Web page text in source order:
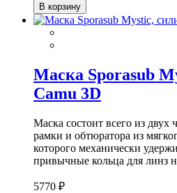
В корзину
Маска Sporasub
Camu 3D
Маска состоит всего из двух
рамки и обтюратора из
которого механически
привычные кольца для линз
5770 ₽